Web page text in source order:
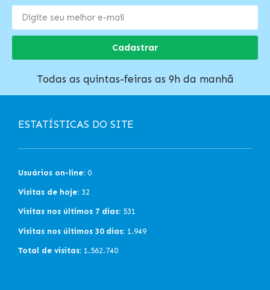
Cadastrar
Todas as quintas-feiras as 9h da manhã
ESTATÍSTICAS DO SITE
Usuários on-line: 0
Visitas de hoje: 32
Visitas nos últimos 7 dias: 531
Visitas nos últimos 30 dias: 1.949
Total de visitas: 1.562.740